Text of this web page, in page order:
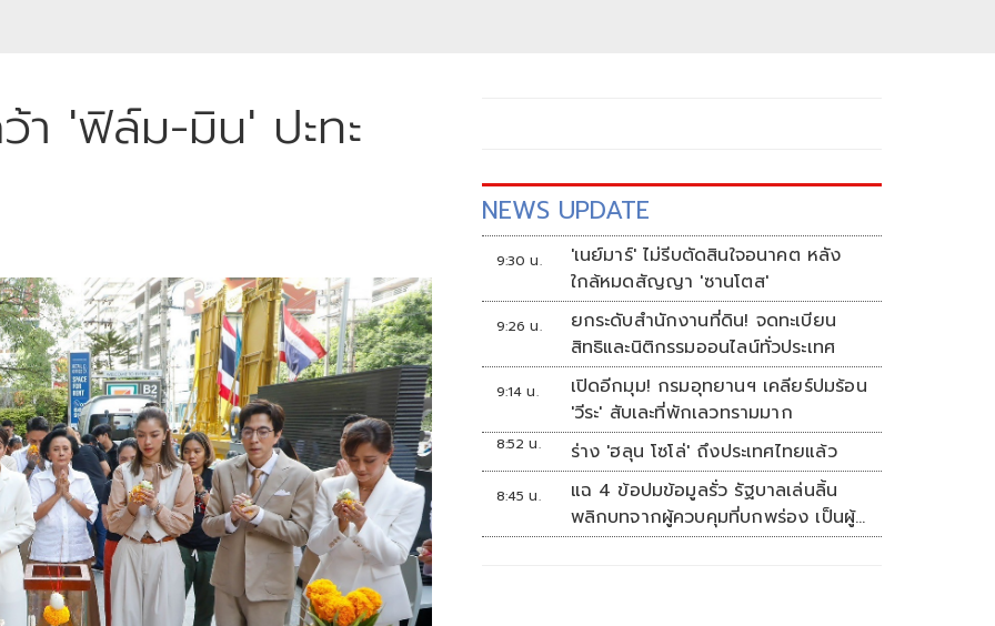
า 'ฟิล์ม-มิน' ปะทะ
NEWS UPDATE
9:30 น.
'เนย์มาร์' ไม่รีบตัดสินใจอนาคต หลัง
ใกล้หมดสัญญา 'ซานโตส'
9:26 น.
ยกระดับสำนักงานที่ดิน! จดทะเบียน
สิทธิและนิติกรรมออนไลน์ทั่วประเทศ
9:14 น.
เปิดอีกมุม! กรมอุทยานฯ เคลียร์ปมร้อน
'วีระ' สับเละที่พักเลวทรามมาก
8:52 น. ร่าง 'ฮลุน โซโล่' ถึงประเทศไทยแล้ว
8:45 น.
แฉ 4 ข้อปมข้อมูลรั่ว รัฐบาลเล่นลิ้น
พลิกบทจากผู้ควบคุมที่บกพร่อง เป็นผู้
เสียหายขู่ฟ้องคนเอาความจริงมาพูด